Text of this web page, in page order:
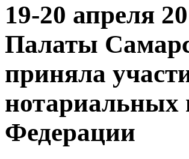
19-20 апреля
Палаты
приняла
нотариальных
Федерации